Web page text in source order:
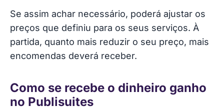
Se assim achar necessário, poderá ajustar os
preços que definiu para os seus serviços. À
partida, quanto mais reduzir o seu preço, mais
encomendas deverá receber.
Como se recebe o dinheiro ganho
no Publisuites